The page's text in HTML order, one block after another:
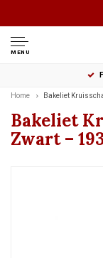
MENU
Home Bakeliet
Bakeliet
Zwart –